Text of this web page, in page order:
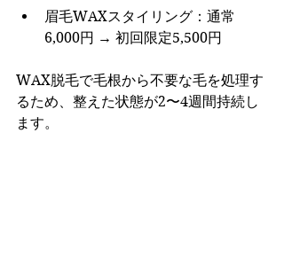
眉毛WAXスタイリング：通常
6,000円 → 初回限定5,500円
WAX脱毛で毛根から不要な毛を処理す
るため、整えた状態が2〜4週間持続し
ます。